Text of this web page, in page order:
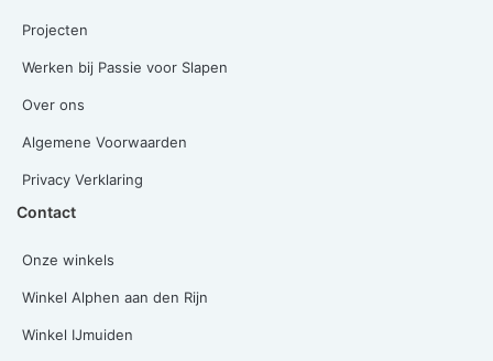
Projecten
Werken bij Passie voor Slapen
Over ons
Algemene Voorwaarden
Privacy Verklaring
Contact
Onze winkels
Winkel Alphen aan den Rijn
Winkel IJmuiden